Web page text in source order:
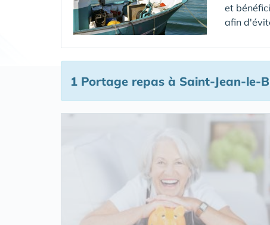
et
afin
1 Portage repas à Saint-Jean-le-